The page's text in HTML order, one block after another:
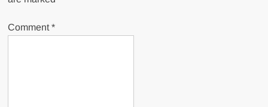
Comment*